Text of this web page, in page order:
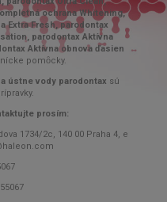
ochrana Whitening,
Extra Fresh, parodontax
parodontax Aktívna
Aktívna obnova ďasien
pomȏcky.
ústne vody parodontax sú
prosím:
1734/2c, 140 00 Praha 4, e